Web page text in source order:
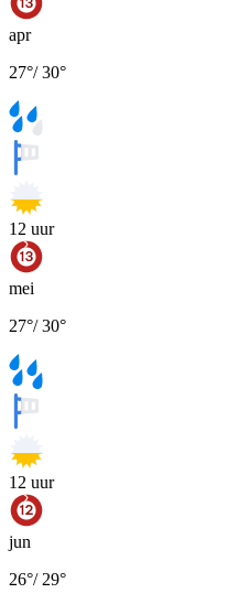
apr
27°/30°
12 uur
mei
27°/30°
12 uur
jun
26°/ 29°